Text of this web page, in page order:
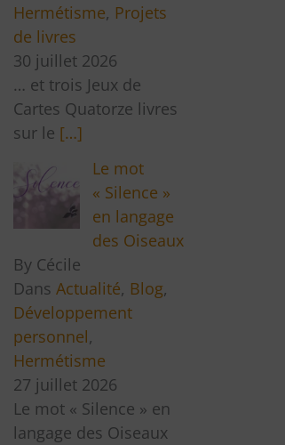
Hermétisme, Projets
de livres
30 juillet 2026
… et trois Jeux de
Cartes Quatorze livres
sur le […]
Le mot
« Silence »
en langage
des Oiseaux
By Cécile
Dans Actualité, Blog,
Développement
personnel,
Hermétisme
27 juillet 2026
Le mot « Silence » en
langage des Oiseaux